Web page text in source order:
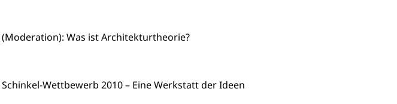
(Moderation): Was ist Architekturtheorie?
Wettbewerb 2010 – Eine Werkstatt der Ideen